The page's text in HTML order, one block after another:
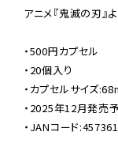
アニメ『鬼滅の刃』
・500円カプセル
・20個入り
・カプセルサイズ
・2025年12月発売
・JANコード